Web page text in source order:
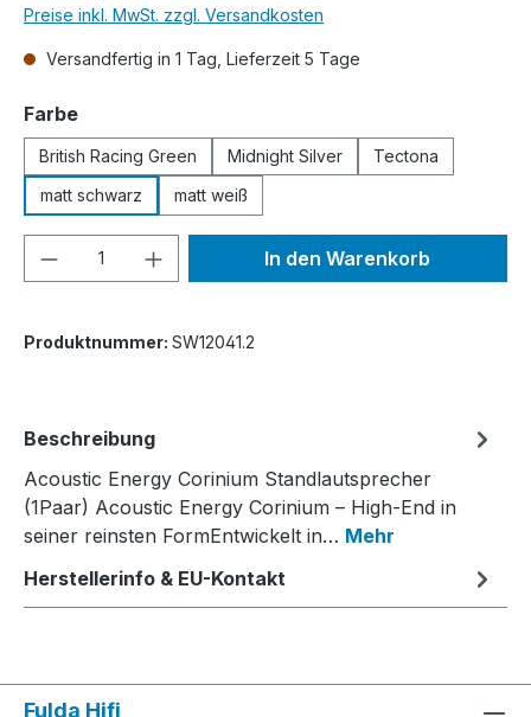
Preise inkl. MwSt. zzgl. Versandkosten
Versandfertig in 1 Tag, Lieferzeit 5 Tage
Farbeauswählen
British Racing Green Midnight Silver
Tectona
matt schwarz
matt weiß
Produkt Anzahl: Gib denIn den Warenkorb
Produktnummer: SW12041.2
Beschreibung
Acoustic Energy Corinium Standlautsprecher
(1Paar) Acoustic Energy Corinium – High-End in
seiner reinsten FormEntwickelt in… Mehr
Herstellerinfo & EU-Kontakt
Fulda Hifi